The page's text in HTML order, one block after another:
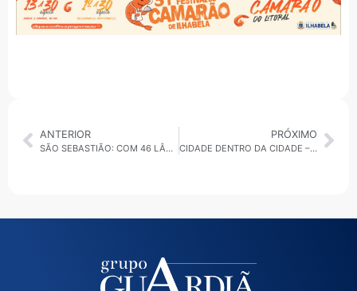
ANTERIOR
SÃO SEBASTIÃO: COM 46 LÂMPADAS QUEIMADAS, MORADORES COBRAM ILUMINAÇÃO EM PONTOS DE ÔNIBUS
PRÓXIMO
CIDADE DENTRO DA CIDADE – 1º 30 MIN – 05.05.25